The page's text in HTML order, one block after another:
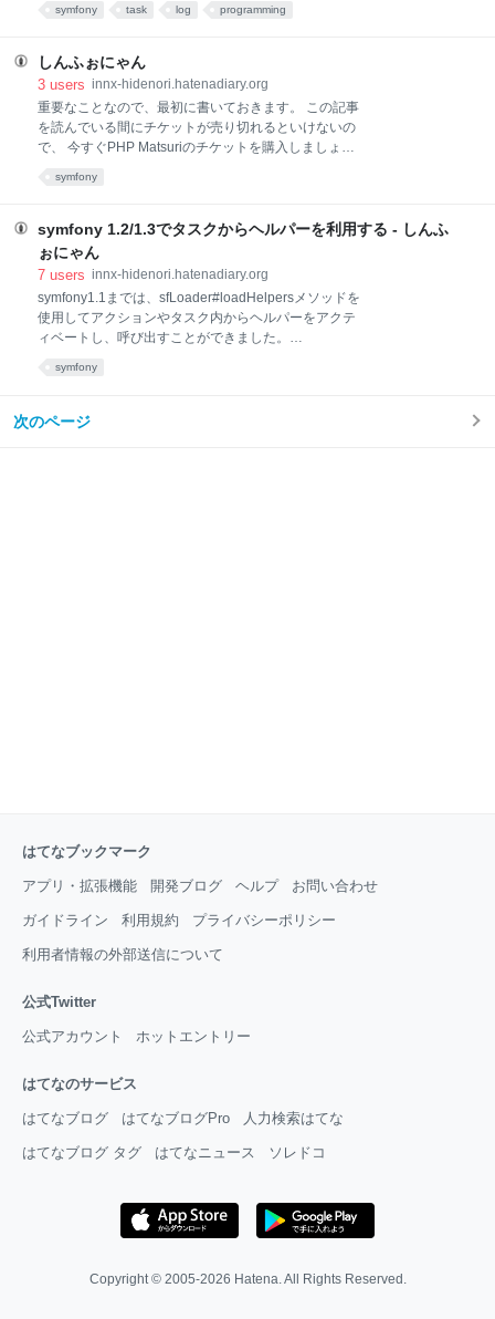
クがやってくれるので、そこもカスタマイズする必要
on-tasks/ エントリの内容を簡単にまとめると以下のよ
で、sfTask::log($messages)メソッドなどを利用でき
る。 sfTask::logメソッドは、command.logイベントを
発生させる。 したがって、タスク側でcommand.logイ
ベントをファイルに記録するsfFileLoggerオブジェク
トを作成して、このイベントにconnectすればOK とい
php $file_logger = new sfFile
symfony task log programming
しんふぉにゃん
3 users innx-hidenori.hatenadiary.org
重要なことなので、最初に書いておきます。 この記事
を読んでいる間にチケットが売り切れるといけないの
で、 今すぐPHP Matsuriのチケットを購入しましょ
の季節がやってきました。 PHP Matsuriって何？とい
ると「PHPerが集まる祭」です。 昨年開催された
PHP Matsuri の模様は、こちらの記事（昨年のレポー
ト記事リンク）をお読みください。 PHP Matsuri 2010
そうだけど、東京へ行くのが・・・」といつも悔しい
思いをしていた方々に朗報です。 なんと今年は、大阪
で開催されます。 私は岐阜県に住んでいますが、東京
へ行くのと比べると、大阪へ行く交通費はだいたい半
symfony
symfony 1.2/1.3でタスクからヘルパーを利用する - しんふ
ぉにゃん
7 users innx-hidenori.hatenadiary.org
symfony1.1までは、sfLoader#loadHelpersメソッドを
使用してアクションやタスク内からヘルパーをアクテ
ィベートし、呼び出すことができました。
取得されています。 しかし、sfLoader#loadHelpersメ
クなどで使用すると次のようなメッセージが表示され
symfony
次のページ
はてなブックマーク
アプリ・拡張機能 開発ブログ ヘルプ お問い合わせ
ガイドライン 利用規約 プライバシーポリシー
利用者情報の外部送信について
公式Twitter
公式アカウント ホットエントリー
はてなのサービス
はてなブログ はてなブログPro 人力検索はてな
はてなブログ タグ はてなニュース ソレドコ
Copyright © 2005-2026 Hatena. All Rights Reserved.